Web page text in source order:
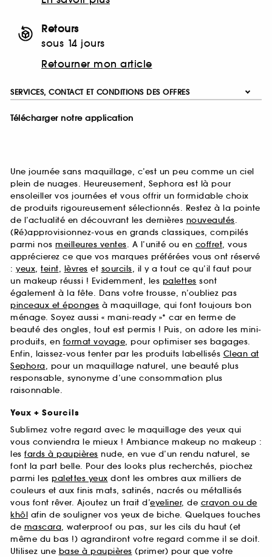
Retours
sous 14 jours
Retourner mon article
SERVICES, CONTACT ET CONDITIONS DES OFFRES
Télécharger notre application
Une journée sans maquillage, c’est un peu comme un ciel
plein de nuages. Heureusement, Sephora est là pour
ensoleiller vos journées et vous offrir un formidable choix
de produits rigoureusement sélectionnés. Restez à la pointe
de l’actualité en découvrant les dernières nouveautés.
(Ré)approvisionnez-vous en grands classiques, compilés
parmi nos meilleures ventes. A l’unité ou en coffret, vous
apprécierez ce que vos marques préférées vous ont réservé
: yeux, teint, lèvres et sourcils, il y a tout ce qu’il faut pour
un makeup réussi ! Evidemment, les palettes sont
également à la fête. Dans votre trousse, n’oubliez pas
pinceaux et éponges à maquillage, qui font toujours bon
ménage. Soyez aussi « mani-ready »* car en terme de
beauté des ongles, tout est permis ! Puis, on adore les mini-
produits, en format voyage, pour optimiser ses bagages.
Enfin, laissez-vous tenter par les produits labellisés Clean at
Sephora, pour un maquillage naturel, une beauté plus
responsable, synonyme d’une consommation plus
raisonnable.
Yeux + Sourcils
Sublimez votre regard avec le maquillage des yeux qui
vous conviendra le mieux ! Ambiance makeup no makeup :
les fards à paupières nude, en vue d’un rendu naturel, se
font la part belle. Pour des looks plus recherchés, piochez
parmi les palettes yeux dont les ombres aux milliers de
couleurs et aux finis mats, satinés, nacrés ou métallisés
vous font rêver. Ajoutez un trait d’eyeliner, de crayon ou de
khôl afin de souligner vos yeux de biche. Quelques touches
de mascara, waterproof ou pas, sur les cils du haut (et
même du bas !) agrandiront votre regard comme il se doit.
Utilisez une base à paupières (primer) pour que votre